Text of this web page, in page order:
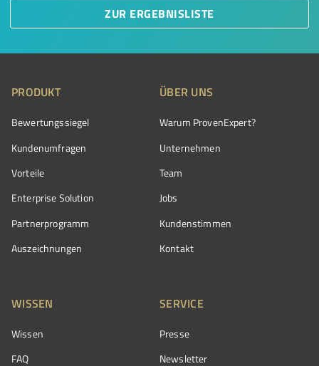
ZUR ERGEBNISLISTE
PRODUKT
Bewertungssiegel
Kundenumfragen
Vorteile
Enterprise Solution
Partnerprogramm
Auszeichnungen
ÜBER UNS
Warum ProvenExpert?
Unternehmen
Team
Jobs
Kundenstimmen
Kontakt
WISSEN
Wissen
FAQ
SERVICE
Presse
Newsletter